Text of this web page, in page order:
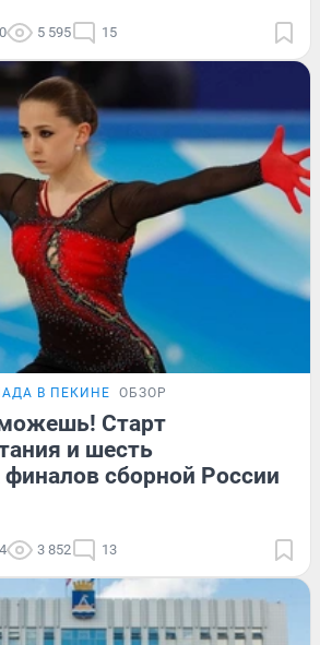
5 595 15
В ПЕКИНЕ ОБЗОР
Старт
и шесть
сборной России
3 852 13